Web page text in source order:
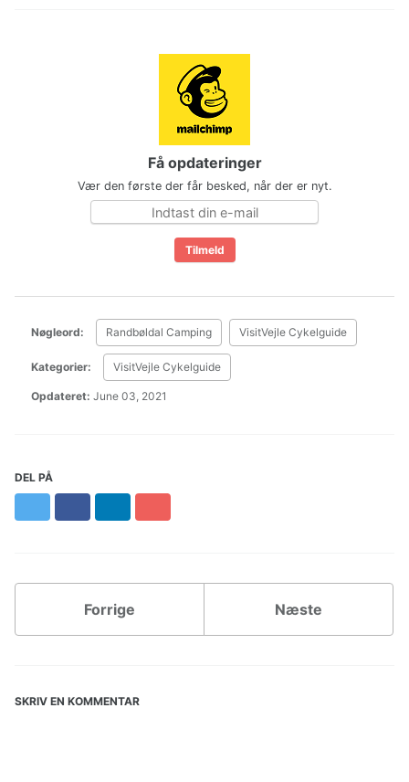
Få opdateringer
Vær den første der får besked, når der er nyt.
Nøgleord: Randbøldal Camping VisitVejle Cykelguide
Kategorier: VisitVejle Cykelguide
Opdateret: June 03, 2021
DEL PÅ
Forrige Næste
SKRIV EN KOMMENTAR